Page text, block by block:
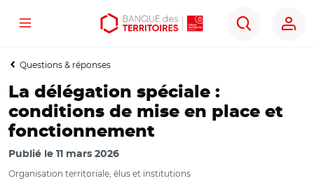
Aller
contenu
Aller
menu
Ouvrir
outils
Menu
Rechercher
Questions & réponses
La délégation spéciale :
conditions de mise en place et
fonctionnement
Publié le 11 mars 2026
Organisation territoriale, élus et institutions